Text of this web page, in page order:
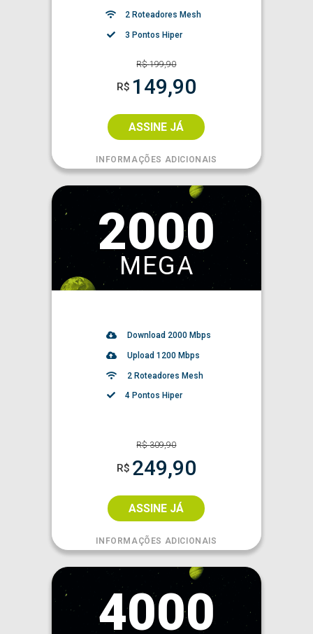
2 Roteadores Mesh
3 Pontos Hiper
R$199,90
R$ 149,90
ASSINE JÁ
INFORMAÇÕES ADICIONAIS
2000
MEGA
Download 2000Mbps
Upload 1200 Mbps
2 Roteadores Mesh
4 Pontos Hiper
R$309,90
R$ 249,90
ASSINE JÁ
INFORMAÇÕES ADICIONAIS
4000